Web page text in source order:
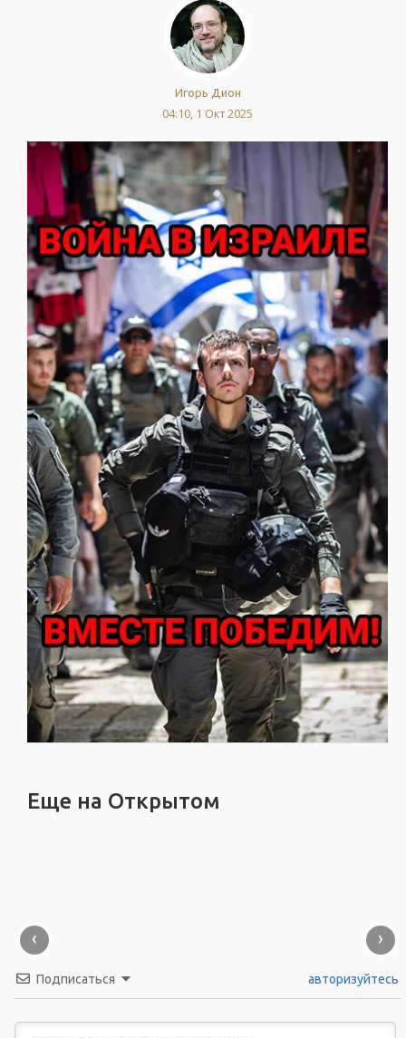
Игорь Дион
04:10, 1 Окт 2025
Еще на Открытом
‹ ›
Подписаться авторизуйтесь